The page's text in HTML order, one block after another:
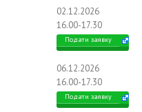
02.12.2026
16.00-17.30
Подати заявку
06.12.2026
16.00-17.30
Подати заявку